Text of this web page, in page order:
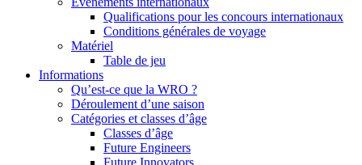
Qualifications pour les concours internationaux
Conditions générales de voyage
Matériel
Table de jeu
Informations
Qu’est-ce que la WRO ?
Déroulement d’une saison
Catégories et classes d’âge
Classes d’âge
Future Engineers
Future Innovators